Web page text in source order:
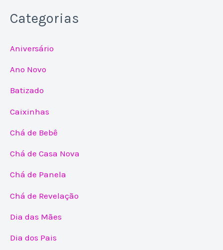
Categorias
Aniversário
Ano Novo
Batizado
Caixinhas
Chá de Bebê
Chá de Casa Nova
Chá de Panela
Chá de Revelação
Dia das Mães
Dia dos Pais